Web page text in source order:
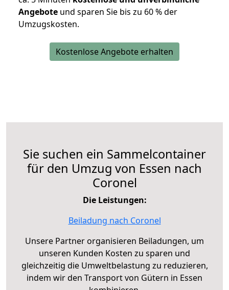
Angebote und sparen Sie bis zu 60 % der
Umzugskosten.
Kostenlose Angebote erhalten
Sie suchen ein Sammelcontainer
für den Umzug von Essen nach
Coronel
Die Leistungen:
Beiladung nach Coronel
Unsere Partner organisieren Beiladungen, um
unseren Kunden Kosten zu sparen und
gleichzeitig die Umweltbelastung zu reduzieren,
indem wir den Transport von Gütern in Essen